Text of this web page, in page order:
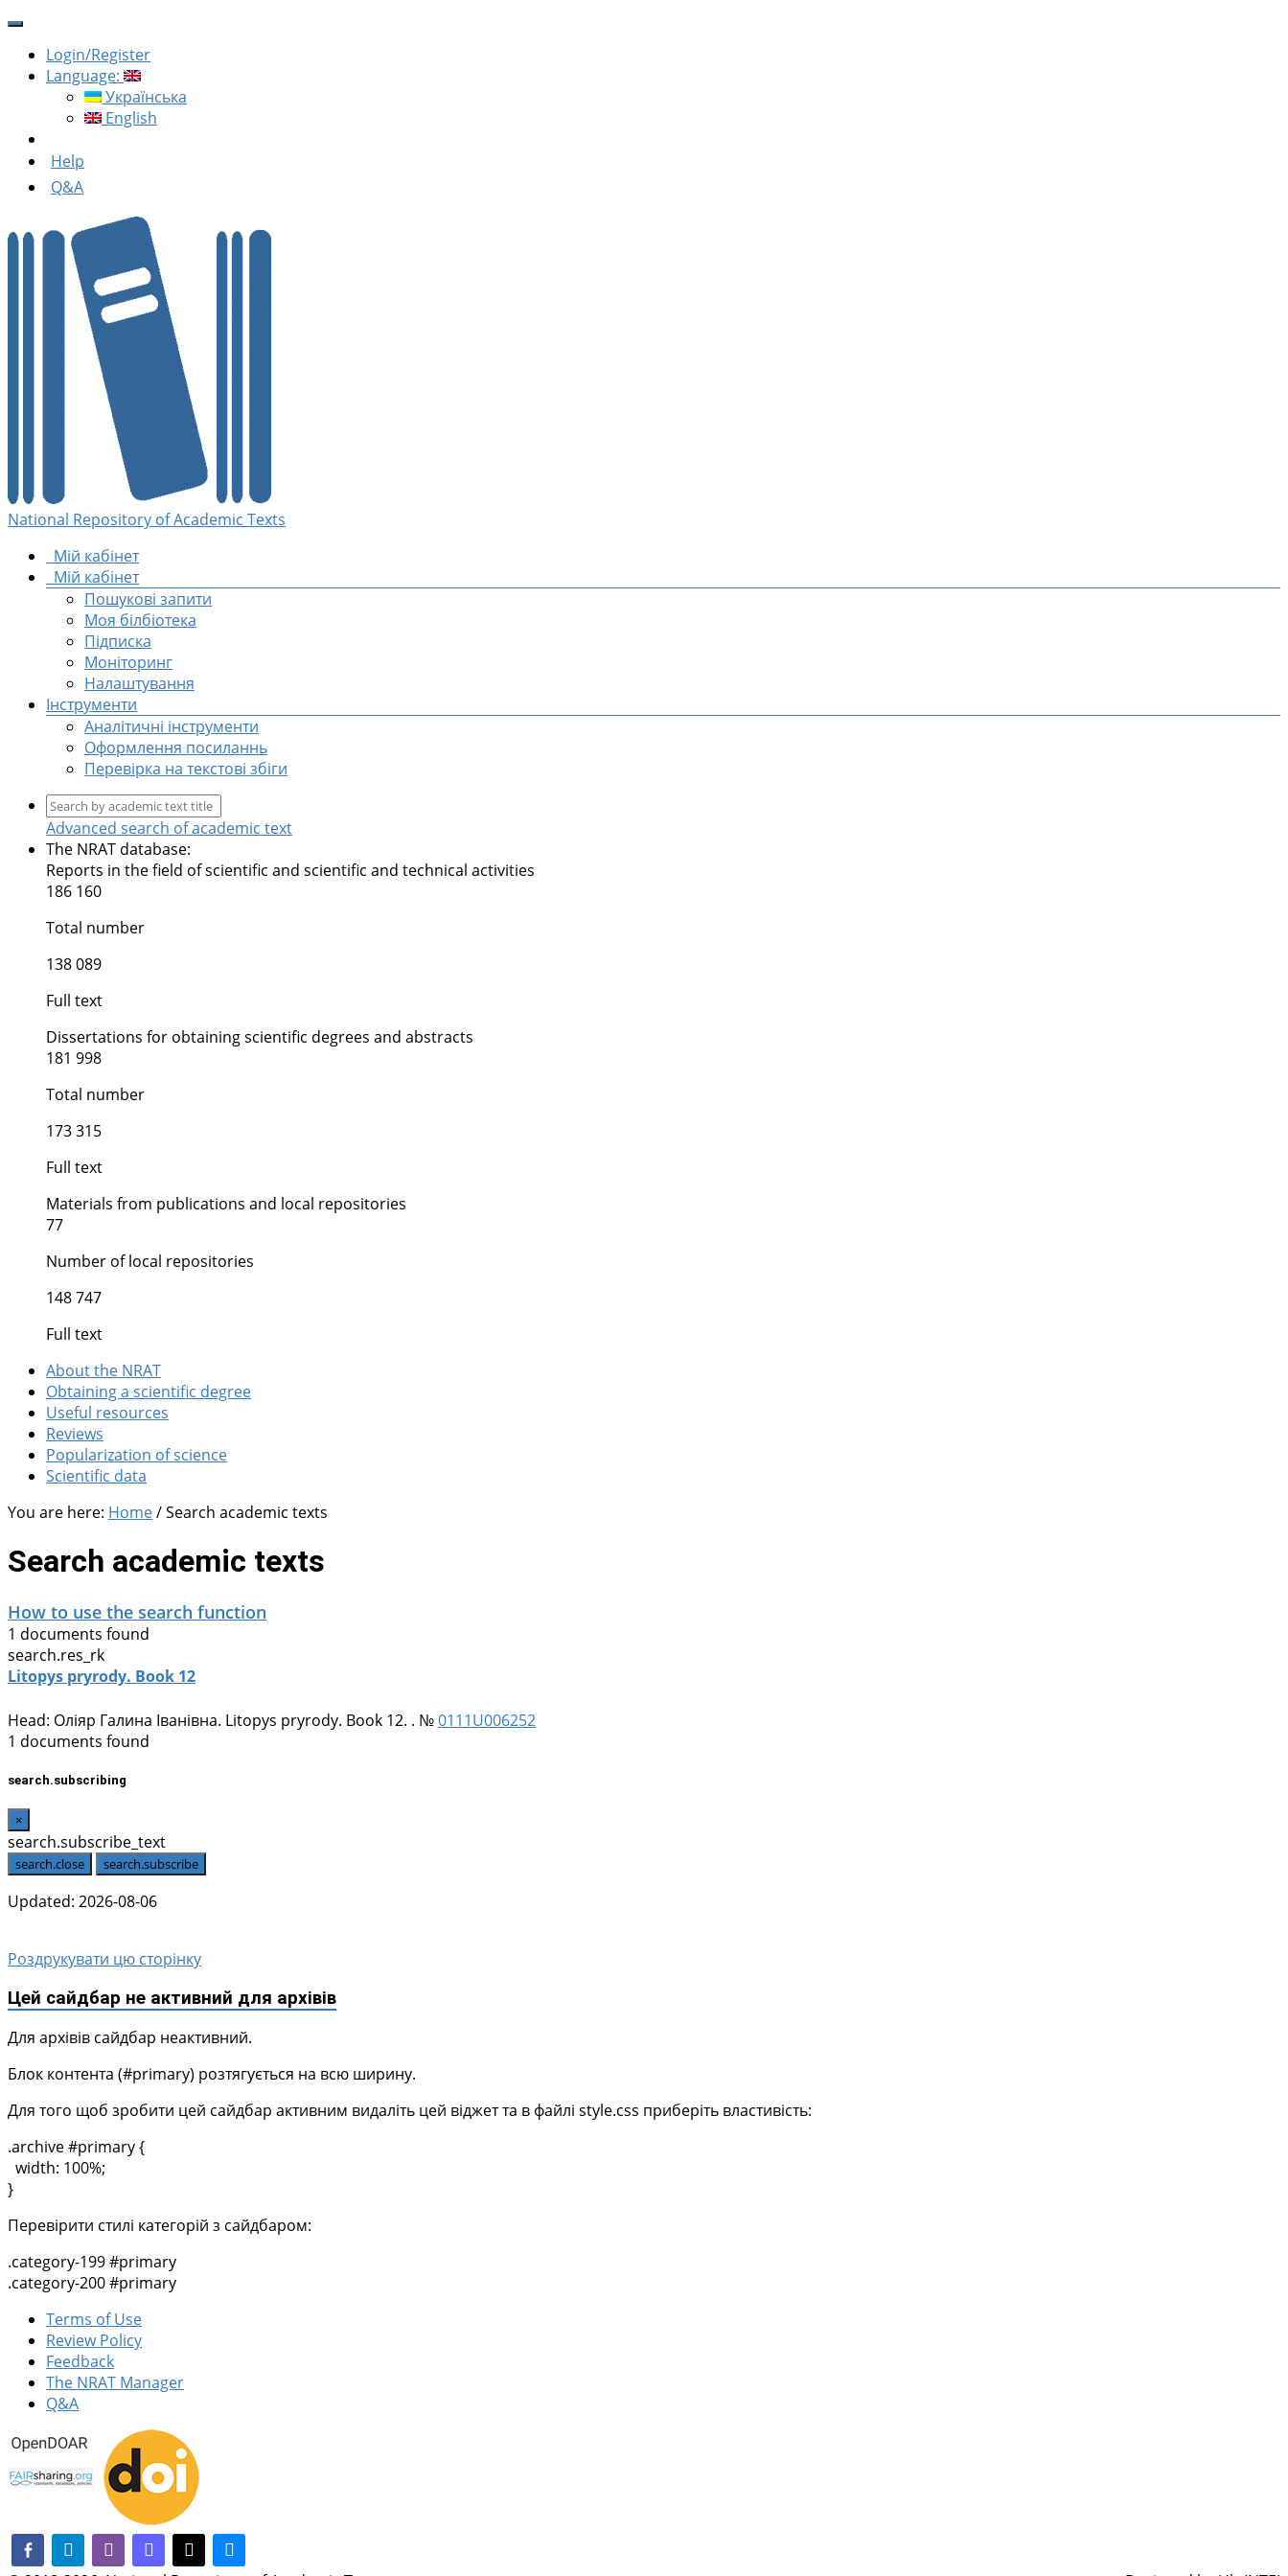
Login/Register
Language:
Українська
English
Help
Q&A
National Repository of Academic Texts
Мій кабінет
Мій кабінет
Пошукові запити
Моя білбіотека
Підписка
Моніторинг
Налаштування
Інструменти
Аналітичні інструменти
Оформлення посиланнь
Перевірка на текстові збіги
Advanced search of academic text
The NRAT database:
Reports in the field of scientific and scientific and technical activities
186 160
Total number
138 089
Full text
Dissertations for obtaining scientific degrees and abstracts
181 998
Total number
173 315
Full text
Materials from publications and local repositories
77
Number of local repositories
148 747
Full text
About the NRAT
Obtaining a scientific degree
Useful resources
Reviews
Popularization of science
Scientific data
You are here: Home/Search academic texts
Search academic texts
How to use the search function
1 documents found
search.res_rk
Litopys pryrody. Book 12
Head: Оліяр Галина Іванівна. Litopys pryrody. Book 12. . №0111U006252
1 documents found
search.subscribing
×
search.subscribe_text
search.close search.subscribe
Updated: 2026-08-06
Роздрукувати цю сторінку
Цей сайдбар не активний для архівів
Для архівів сайдбар неактивний.
Блок контента (#primary) розтягується на всю ширину.
Для того щоб зробити цей сайдбар активним видаліть цей віджет та в файлі style.css приберіть властивість:
.archive #primary {
width: 100%;
}
Перевірити стилі категорій з сайдбаром:
.category-199 #primary
.category-200 #primary
Terms of Use
Review Policy
Feedback
The NRAT Manager
Q&A
facebook-alt
telegramwhatsappmastodon
threadsbluesky